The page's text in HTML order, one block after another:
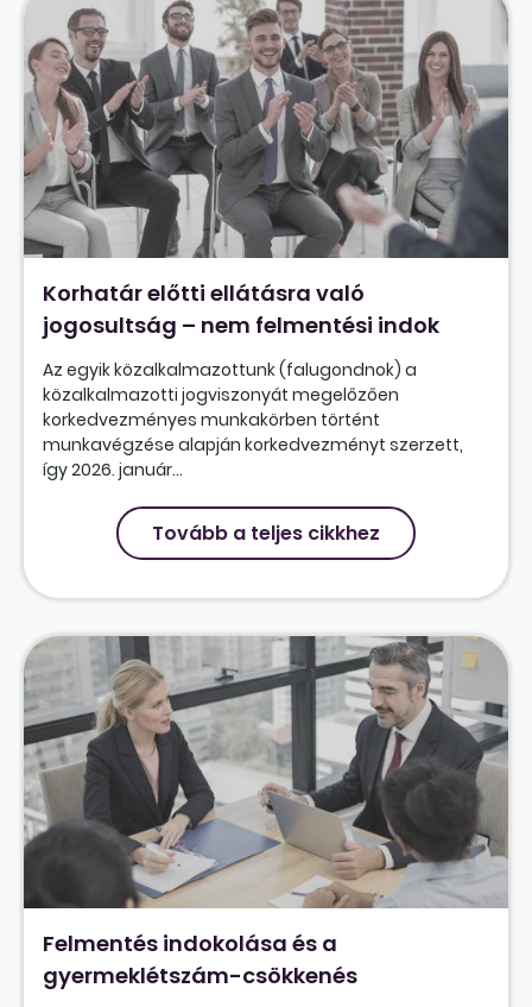
Korhatár előtti ellátásra való
jogosultság – nem felmentési indok
Az egyik közalkalmazottunk (falugondnok) a
közalkalmazotti jogviszonyát megelőzően
korkedvezményes munkakörben történt
munkavégzése alapján korkedvezményt szerzett,
így 2026. január...
Tovább a teljes cikkhez
Felmentés indokolása és a
gyermeklétszám-csökkenés